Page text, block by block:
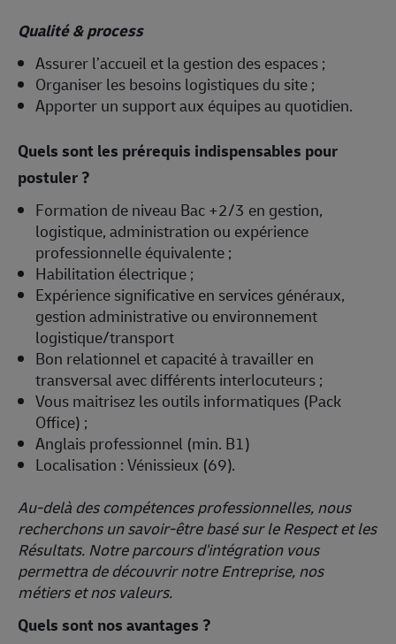
Qualité & process
Assurer l’accueil et la gestion des espaces ;
Organiser les besoins logistiques du site ;
Apporter un support aux équipes au quotidien.
Quels sont les prérequis indispensables pour
postuler ?
Formation de niveau Bac +2/3 en gestion,
logistique, administration ou expérience
professionnelle équivalente ;
Habilitation électrique ;
Expérience significative en services généraux,
gestion administrative ou environnement
logistique/transport
Bon relationnel et capacité à travailler en
transversal avec différents interlocuteurs ;
Vous maitrisez les outils informatiques (Pack
Office) ;
Anglais professionnel (min. B1)
Localisation : Vénissieux (69).
Au-delà des compétences professionnelles, nous
recherchons un savoir-être basé sur le Respect et les
Résultats. Notre parcours d'intégration vous
permettra de découvrir notre Entreprise, nos
métiers et nos valeurs.
Quels sont nos avantages ?